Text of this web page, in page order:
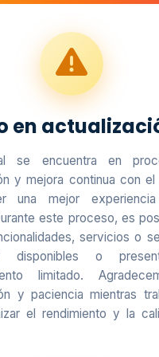
SIAM
Información
sistema integrado
procesos,
para articular la
y costera en
y local.
en
se encuentra en
y mejora continua con
una mejor
este proceso, es
servicios o
disponibles o
limitado.
y paciencia mientras
el rendimiento y la